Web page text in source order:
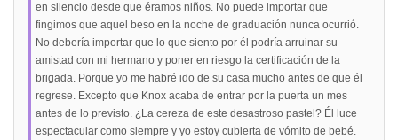
en silencio desde que éramos niños. No puede importar que
fingimos que aquel beso en la noche de graduación nunca ocurrió.
No debería importar que lo que siento por él podría arruinar su
amistad con mi hermano y poner en riesgo la certificación de la
brigada. Porque yo me habré ido de su casa mucho antes de que él
regrese. Excepto que Knox acaba de entrar por la puerta un mes
antes de lo previsto. ¿La cereza de este desastroso pastel? Él luce
espectacular como siempre y yo estoy cubierta de vómito de bebé.